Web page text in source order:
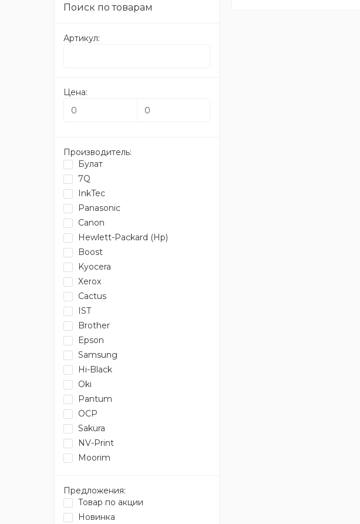
Поиск по товарам
Артикул:
Цена:
Производитель:
Булат
7Q
InkTec
Panasonic
Canon
Hewlett-Packard (Hp)
Boost
Kyocera
Xerox
Cactus
IST
Brother
Epson
Samsung
Hi-Black
Oki
Pantum
OCP
Sakura
NV-Print
Moorim
Предложения:
Товар по акции
Новинка